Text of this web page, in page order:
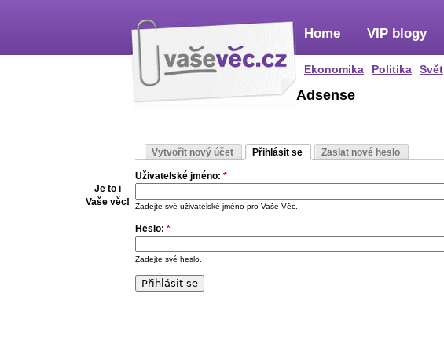
Home
Ekonomika Politika Svět
VIP blogy
Je to i
Vaše věc!
Adsense
Vytvořit nový účet Přihlásit se Zaslat nové heslo
Uživatelské jméno: *
Zadejte své uživatelské jméno pro Vaše Věc.
Heslo: *
Zadejte své heslo.